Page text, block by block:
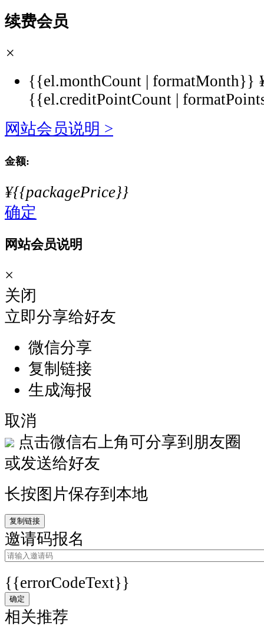
续费会员
×
{{el.monthCount | formatMonth}}
{{el.creditPointCount |
网站会员说明 >
金额:
¥{{packagePrice}}
确定
网站会员说明
×
关闭
立即分享给好友
微信分享
复制链接
生成海报
取消
点击微信右上角可分享到朋友圈
或发送给好友
长按图片保存到本地
复制链接
邀请码报名
{{errorCodeText}}
确定
相关推荐